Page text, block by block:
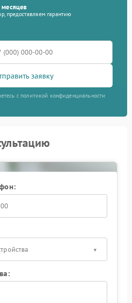
предоставляем гарантию
заявку
с политикой конфиденциальности